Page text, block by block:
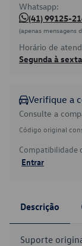
Whatsapp:
(41) 99125-
(apenas mensagens
Horário de
Segunda à
Verifique a
Consulte a
Código original
Compatibilidade
Entrar
Descrição
Suporte